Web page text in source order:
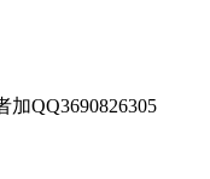
QQ3690826305